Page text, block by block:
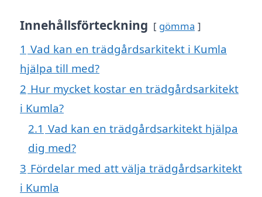
Innehållsförteckning gömma
1 Vad kan en trädgårdsarkitekt i Kumla
hjälpa till med?
2 Hur mycket kostar en trädgårdsarkitekt
i Kumla?
2.1 Vad kan en trädgårdsarkitekt hjälpa
dig med?
3 Fördelar med att välja trädgårdsarkitekt
i Kumla